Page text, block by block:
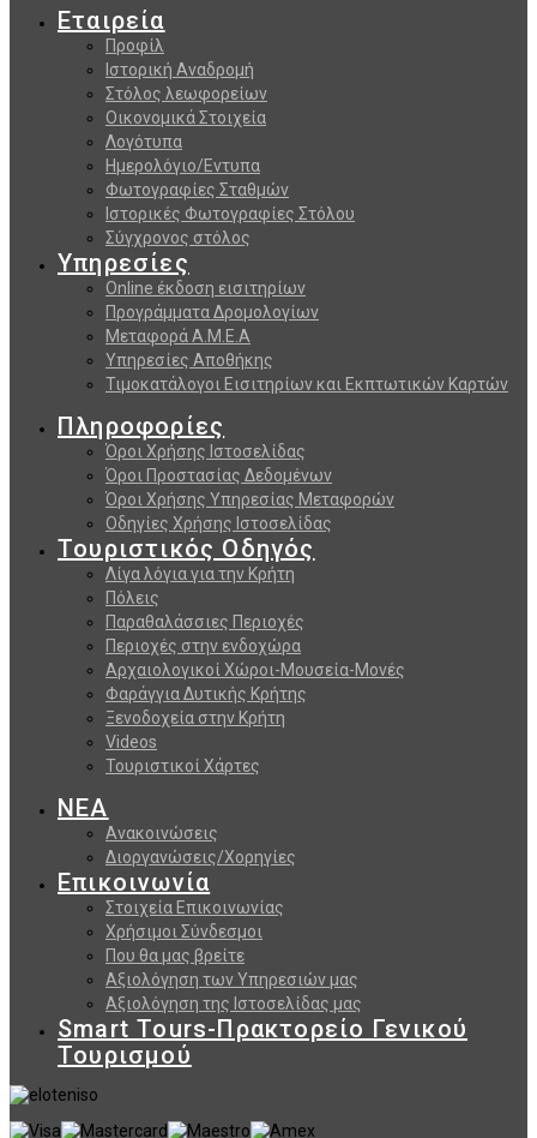
Εταιρεία
Προφίλ
Ιστορική Αναδρομή
Στόλος λεωφορείων
Οικονομικά Στοιχεία
Λογότυπα
Ημερολόγιο/Εντυπα
Φωτογραφίες Σταθμών
Ιστορικές Φωτογραφίες Στόλου
Σύγχρονος στόλος
Υπηρεσίες
Online έκδοση εισιτηρίων
Προγράμματα Δρομολογίων
Μεταφορά Α.Μ.Ε.Α
Υπηρεσίες Αποθήκης
Τιμοκατάλογοι Εισιτηρίων και Εκπτωτικών Καρτών
Πληροφορίες
Όροι Χρήσης Ιστοσελίδας
Όροι Προστασίας Δεδομένων
Όροι Χρήσης Υπηρεσίας Μεταφορών
Οδηγίες Χρήσης Ιστοσελίδας
Τουριστικός Οδηγός
Λίγα λόγια για την Κρήτη
Πόλεις
Παραθαλάσσιες Περιοχές
Περιοχές στην ενδοχώρα
Αρχαιολογικοί Χώροι-Μουσεία-Μονές
Φαράγγια Δυτικής Κρήτης
Ξενοδοχεία στην Κρήτη
Videos
Τουριστικοί Χάρτες
ΝΕΑ
Ανακοινώσεις
Διοργανώσεις/Χορηγίες
Επικοινωνία
Στοιχεία Επικοινωνίας
Χρήσιμοι Σύνδεσμοι
Που θα μας βρείτε
Αξιολόγηση των Υπηρεσιών μας
Αξιολόγηση της Ιστοσελίδας μας
Smart Tours-Πρακτορείο Γενικού
Τουρισμού